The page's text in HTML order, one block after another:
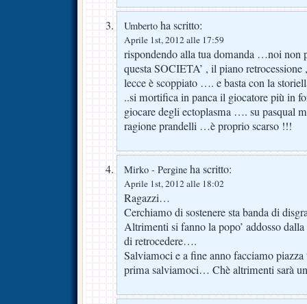
Umberto ha scritto:
Aprile 1st, 2012 alle 17:59
rispondendo alla tua domanda …noi non
questa SOCIETA’ , il piano
lecce è scoppiato …. e basta con la
..si mortifica in panca il giocatore più in
giocare degli ectoplasma …. su pasqual
ragione prandelli …è proprio scarso !!!
Mirko - Pergine ha scritto:
Aprile 1st, 2012 alle 18:02
Ragazzi…
Cerchiamo di sostenere sta banda di
Altrimenti si fanno la popo’ addosso
di retrocedere….
Salviamoci e a fine anno facciamo
prima salviamoci… Chè altrimenti sarà